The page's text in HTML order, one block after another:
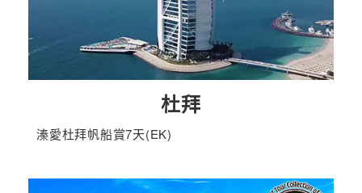
杜拜
溱愛杜拜帆船賞7天(EK)